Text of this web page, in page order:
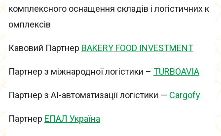
комплексного оснащення складів і логістичних к
омплексів
Кавовий Партнер BAKERY FOOD INVESTMENT
Партнер з міжнародної логістики – TURBOAVIA
Партнер з AI-автоматизації логістики — Cargofy
Партнер ЕПАЛ Україна